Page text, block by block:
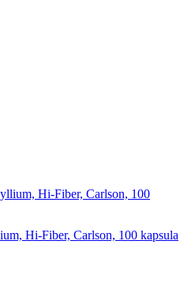
Hi-Fiber, Carlson, 100 kapsula